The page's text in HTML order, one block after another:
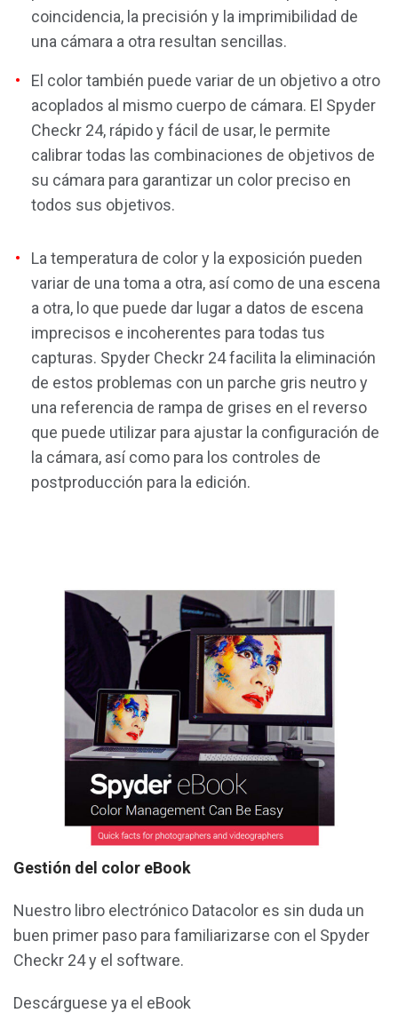
coincidencia, la precisión y la imprimibilidad de
una cámara a otra resultan sencillas.
El color también puede variar de un objetivo a otro
acoplados al mismo cuerpo de cámara. El Spyder
Checkr 24, rápido y fácil de usar, le permite
calibrar todas las combinaciones de objetivos de
su cámara para garantizar un color preciso en
todos sus objetivos.
La temperatura de color y la exposición pueden
variar de una toma a otra, así como de una escena
a otra, lo que puede dar lugar a datos de escena
imprecisos e incoherentes para todas tus
capturas. Spyder Checkr 24 facilita la eliminación
de estos problemas con un parche gris neutro y
una referencia de rampa de grises en el reverso
que puede utilizar para ajustar la configuración de
la cámara, así como para los controles de
postproducción para la edición.
Gestión del color eBook
Nuestro libro electrónico Datacolor es sin duda un
buen primer paso para familiarizarse con el Spyder
Checkr 24 y el software.
Descárguese ya el eBook